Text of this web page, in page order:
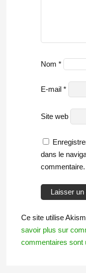
Nom *
E-mail *
Site web
dans le
commentaire.
Ce site utilise
savoir plus sur
commentaires sont